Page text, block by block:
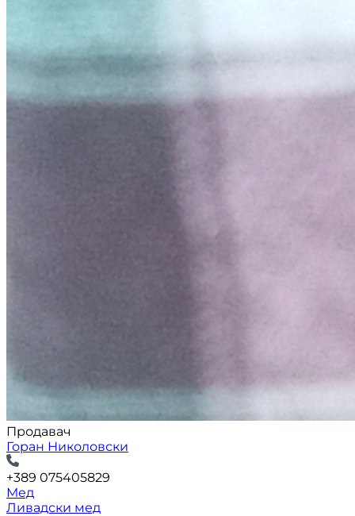
Продавач
Горан Николовски
+389 075405829
Мед
Ливадски мед